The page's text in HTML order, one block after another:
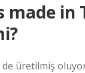
made in
de üretilmiş